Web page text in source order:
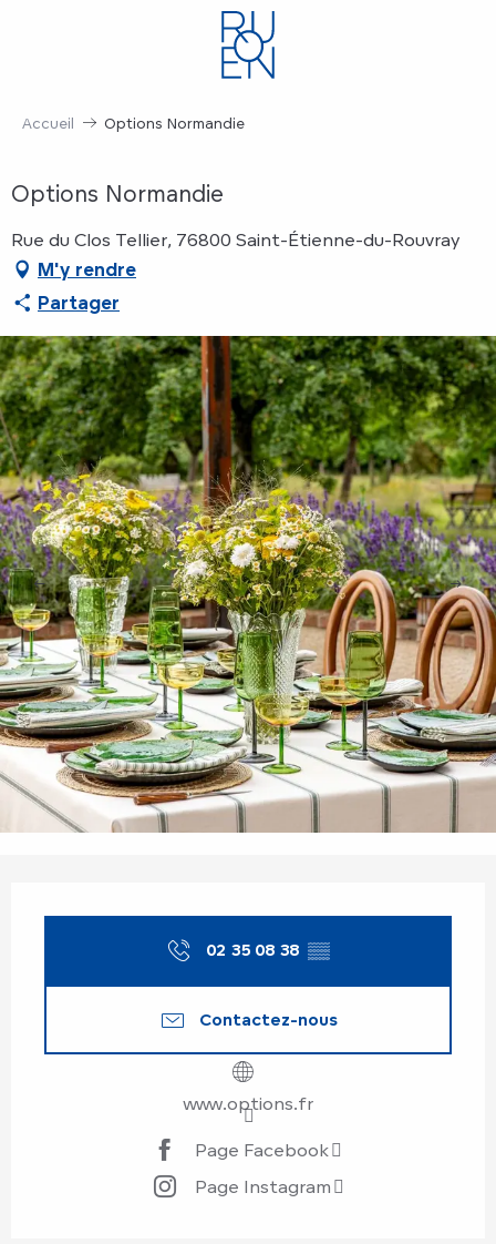
Accueil Options Normandie
Options Normandie
Rue du Clos Tellier, 76800 Saint-Étienne-du-Rouvray
M'y rendre
Partager
02 35 08 38 ▒▒
Contactez-nous
www.options.fr
Page Facebook
Page Instagram